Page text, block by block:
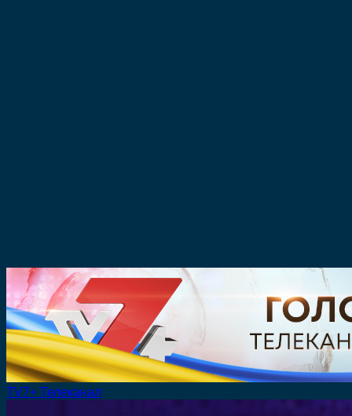
TV7+ Телеканал